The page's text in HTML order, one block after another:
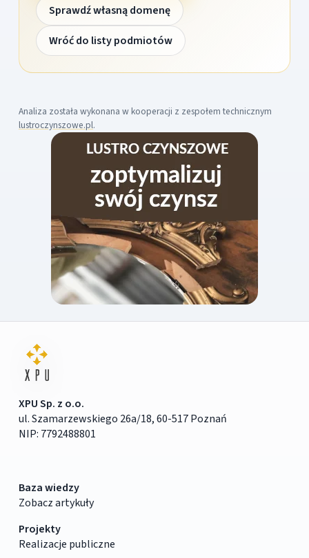
Sprawdź własną domenę
Wróć do listy podmiotów
Analiza została wykonana w kooperacji z zespołem technicznym
lustroczynszowe.pl.
XPU Sp. z o.o.
ul. Szamarzewskiego 26a/18, 60-517 Poznań
NIP: 7792488801
Baza wiedzy
Zobacz artykuły
Projekty
Realizacje publiczne